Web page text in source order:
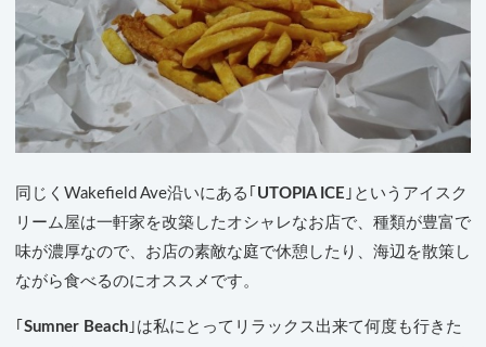
同じくWakefield Ave沿いにある｢ UTOPIA ICE ｣というアイスク
リーム屋は一軒家を改築したオシャレなお店で、種類が豊富で
味が濃厚なので、お店の素敵な庭で休憩したり、海辺を散策し
ながら食べるのにオススメです。
｢ Sumner Beach ｣は私にとってリラックス出来て何度も行きた